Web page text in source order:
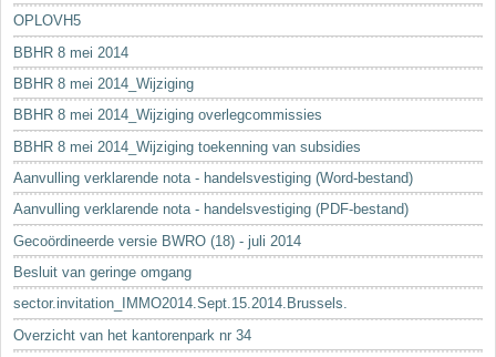
OPLOVH5
BBHR 8 mei 2014
BBHR 8 mei 2014_Wijziging
BBHR 8 mei 2014_Wijziging overlegcommissies
BBHR 8 mei 2014_Wijziging toekenning van subsidies
Aanvulling verklarende nota - handelsvestiging (Word-bestand)
Aanvulling verklarende nota - handelsvestiging (PDF-bestand)
Gecoördineerde versie BWRO (18) - juli 2014
Besluit van geringe omgang
sector.invitation_IMMO2014.Sept.15.2014.Brussels.
Overzicht van het kantorenpark nr 34